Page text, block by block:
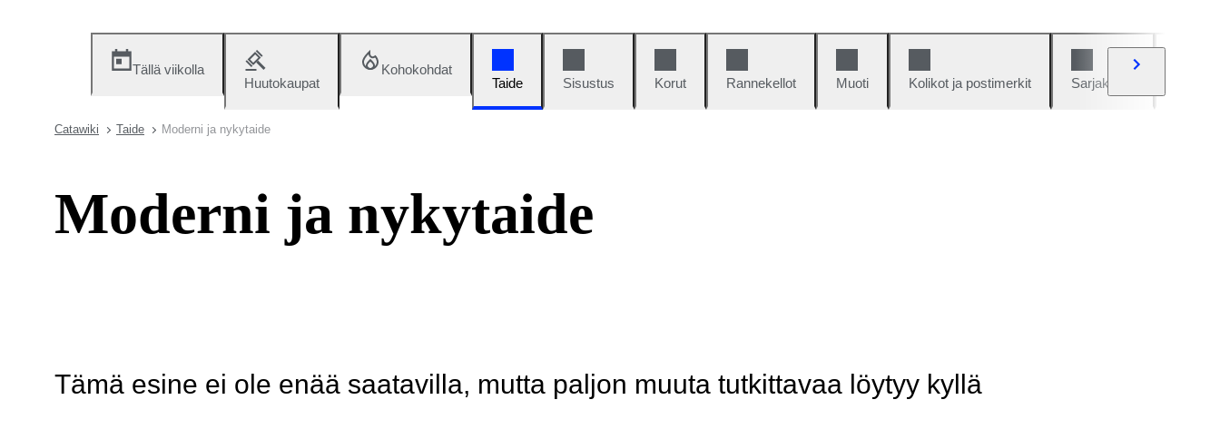
Tällä viikolla
Huutokaupat
Kohokohdat
Taide
Sisustus Korut Rannekellot Muoti Kolikot ja postimerkit Sarjakuvat
Catawiki Taide Moderni ja nykytaide
Moderni ja nykytaide
Tämä esine ei ole enää saatavilla, mutta paljon muuta tutkittavaa löytyy kyllä